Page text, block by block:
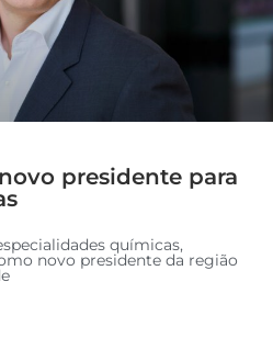
presidente para
químicas,
novo presidente da região